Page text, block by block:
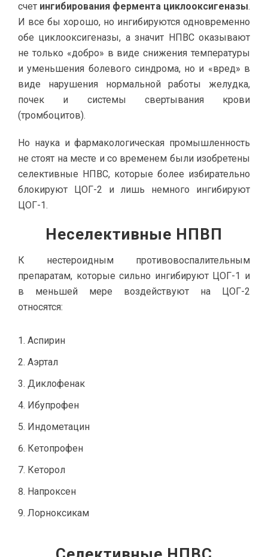
счет ингибирования фермента циклооксигеназы.
И все бы хорошо, но ингибируются одновременно
обе циклооксигеназы, а значит НПВС оказывают
не только «добро» в виде снижения температуры
и уменьшения болевого синдрома, но и «вред» в
виде нарушения нормальной работы желудка,
почек и системы свертывания крови
(тромбоцитов).
Но наука и фармакологическая промышленность
не стоят на месте и со временем были изобретены
селективные НПВС, которые более избирательно
блокируют ЦОГ-2 и лишь немного ингибируют
ЦОГ-1.
Неселективные НПВП
К нестероидным противовоспалительным
препаратам, которые сильно ингибируют ЦОГ-1 и
в меньшей мере воздействуют на ЦОГ-2
относятся:
Аспирин
Аэртал
Диклофенак
Ибупрофен
Индометацин
Кетопрофен
Кеторол
Напроксен
Лорноксикам